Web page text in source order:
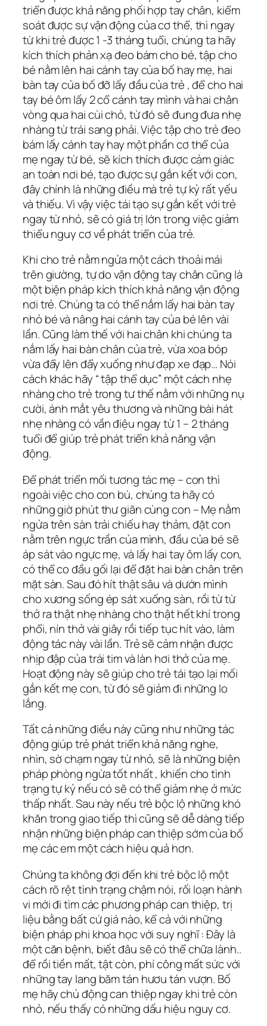
triển được khả năng phối hợp tay chân, kiểm
soát được sự vận động của cơ thể, thì ngay
từ khi trẻ được 1 -3 tháng tuổi, chúng ta hãy
kích thích phản xạ đeo bám cho bé, tập cho
bé nằm lên hai cánh tay của bố hay mẹ, hai
bàn tay của bố đỡ lấy đầu của trẻ , để cho hai
tay bé ôm lấy 2 cổ cánh tay mình và hai chân
vòng qua hai cùi chỏ, từ đó sẽ đung đưa nhẹ
nhàng từ trái sang phải. Việc tập cho trẻ đeo
bám lấy cánh tay hay một phần cơ thể của
mẹ ngay từ bé, sẽ kích thích được cảm giác
an toàn nơi bé, tạo được sự gắn kết với con,
đây chính là những điều mà trẻ tự kỷ rất yếu
và thiếu. Vì vậy việc tái tạo sự gắn kết với trẻ
ngay từ nhỏ, sẽ có giá trị lớn trong việc giảm
thiểu nguy cơ về phát triển của trẻ.
Khi cho trẻ nằm ngửa một cách thoải mái
trên giường, tự do vận động tay chân cũng là
một biện pháp kích thích khả năng vận động
nơi trẻ. Chúng ta có thể nắm lấy hai bàn tay
nhỏ bé và nâng hai cánh tay của bé lên vài
lần. Cũng làm thế với hai chân khi chúng ta
nắm lấy hai bàn chân của trẻ, vừa xoa bóp
vừa đẩy lên đẩy xuống như đạp xe đạp… Nói
cách khác hãy “ tập thể dục” một cách nhẹ
nhàng cho trẻ trong tư thế nằm với những nụ
cười, ánh mắt yêu thương và những bài hát
nhẹ nhàng có vần điệu ngay từ 1 – 2 tháng
tuổi để giúp trẻ phát triển khả năng vận
động.
Để phát triển mối tương tác mẹ – con thì
ngoài việc cho con bú, chúng ta hãy có
những giờ phút thư giãn cùng con – Mẹ nằm
ngửa trên sàn trải chiếu hay thảm, đặt con
nằm trên ngực trần của mình, đầu của bé sẽ
áp sát vào ngực mẹ, và lấy hai tay ôm lấy con,
có thể co đầu gối lại để đặt hai bàn chân trên
mặt sàn. Sau đó hít thật sâu và dướn mình
cho xương sống ép sát xuống sàn, rồi từ từ
thở ra thật nhẹ nhàng cho thật hết khí trong
phổi, nín thở vài giây rồi tiếp tục hít vào, làm
động tác này vài lần. Trẻ sẽ cảm nhận được
nhịp đập của trái tim và làn hơi thở của mẹ.
Hoạt động này sẽ giúp cho trẻ tái tạo lại mối
gắn kết mẹ con, từ đó sẽ giảm đi những lo
lắng.
Tất cả những điều này cũng như những tác
động giúp trẻ phát triển khả năng nghe,
nhìn, sờ chạm ngay từ nhỏ, sẽ là những biện
pháp phòng ngừa tốt nhất , khiến cho tình
trạng tự kỷ nếu có sẽ có thể giảm nhẹ ở mức
thấp nhất. Sau này nếu trẻ bộc lộ những khó
khăn trong giao tiếp thì cũng sẽ dễ dàng tiếp
nhận những biện pháp can thiệp sớm của bố
mẹ các em một cách hiệu quả hơn.
Chúng ta không đợi đến khi trẻ bộc lộ một
cách rõ rệt tình trạng chậm nói, rối loạn hành
vi mới đi tìm các phương pháp can thiệp, trị
liệu bằng bất cứ giá nào, kể cả với những
biện pháp phi khoa học với suy nghĩ : Đây là
một căn bệnh, biết đâu sẽ có thể chữa lành..
để rồi tiền mất, tật còn, phí công mất sức với
những tay lang băm tán hươu tán vượn. Bố
mẹ hãy chủ động can thiệp ngay khi trẻ còn
nhỏ, nếu thấy có những dấu hiệu nguy cơ.